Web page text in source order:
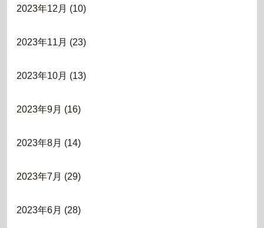
2023年12月 (10)
2023年11月 (23)
2023年10月 (13)
2023年9月 (16)
2023年8月 (14)
2023年7月 (29)
2023年6月 (28)